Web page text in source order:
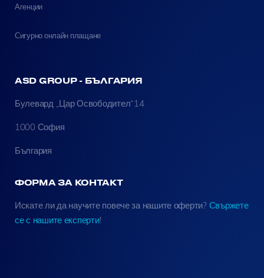
Агенции
Сигурно онлайн плащане
ASD GROUP - БЪЛГАРИЯ
Булевард „Цар Освободител“14
1000 София
България
ФОРМА ЗА КОНТАКТ
Искате ли да научите повече за нашите оферти? Свържете
се с нашите експерти!